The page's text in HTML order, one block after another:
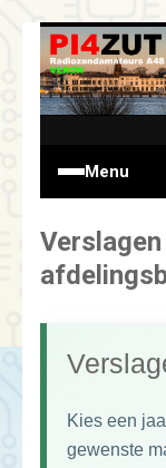
Ga
naar
de
inhoud
Menu
Kies een
gewenste